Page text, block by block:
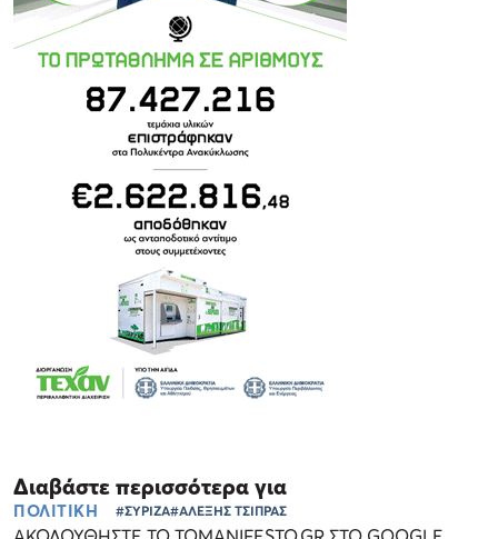
Διαβάστε περισσότερα για
ΠΟΛΙΤΙΚΗ #ΣΥΡΙΖΑ#ΑΛΕΞΗΣ ΤΣΙΠΡΑΣ